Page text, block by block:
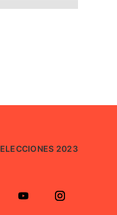
ELECCIONES 2023